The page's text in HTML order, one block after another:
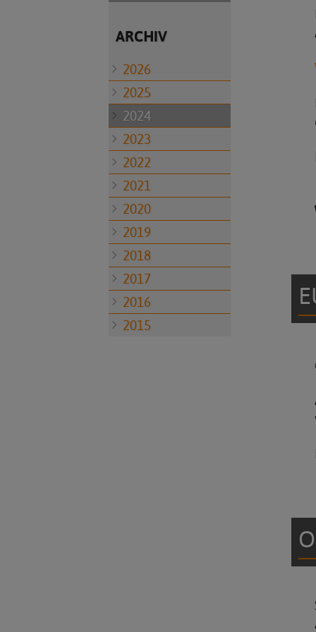
ARCHIV
2026
2025
2024
2023
2022
2021
2020
2019
2018
2017
2016
2015